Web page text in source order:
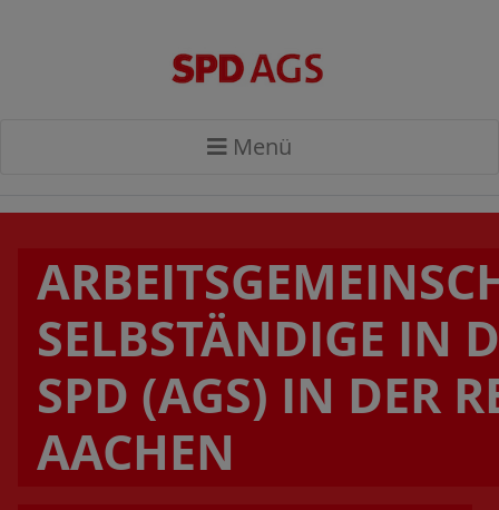
Menü
SELBSTÄNDIGE IN
SPD (AGS) IN DER
AACHEN